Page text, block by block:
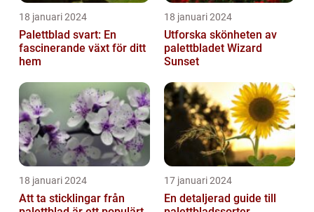
18 januari 2024
Palettblad svart: En
fascinerande växt för ditt
hem
18 januari 2024
Utforska skönheten av
palettbladet Wizard
Sunset
18 januari 2024
Att ta sticklingar från
17 januari 2024
En detaljerad guide till